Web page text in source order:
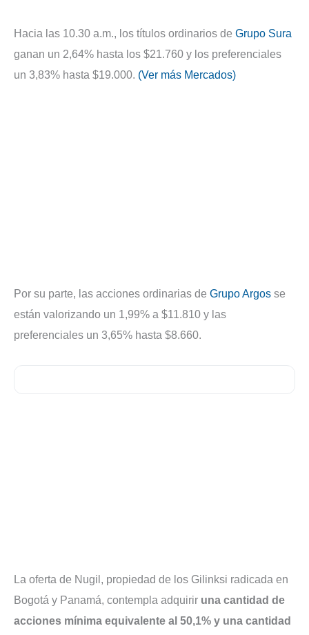
Hacia las 10.30 a.m., los títulos ordinarios de Grupo Sura
ganan un 2,64% hasta los $21.760 y los preferenciales
un 3,83% hasta $19.000. (Ver más Mercados)
Por su parte, las acciones ordinarias de Grupo Argos se
están valorizando un 1,99% a $11.810 y las
preferenciales un 3,65% hasta $8.660.
La oferta de Nugil, propiedad de los Gilinksi radicada en
Bogotá y Panamá, contempla adquirir una cantidad de
acciones mínima equivalente al 50,1% y una cantidad